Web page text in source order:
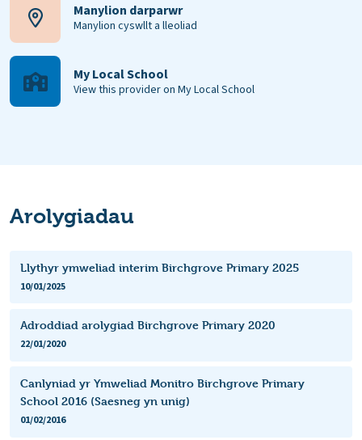
Manylion darparwr
Manylion cyswllt a lleoliad
My Local School
View this provider on My Local School
Arolygiadau
Llythyr ymweliad interim Birchgrove Primary 2025
10/01/2025
Adroddiad arolygiad Birchgrove Primary 2020
22/01/2020
Canlyniad yr Ymweliad Monitro Birchgrove Primary
School 2016 (Saesneg yn unig)
01/02/2016